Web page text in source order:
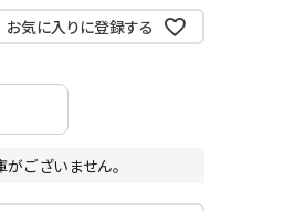
お気に入りに登録する
ございません。